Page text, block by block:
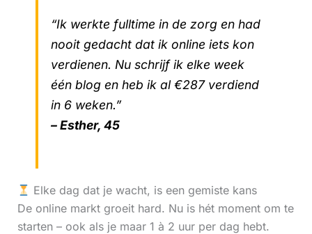
“Ik werkte fulltime in de zorg en had
nooit gedacht dat ik online iets kon
verdienen. Nu schrijf ik elke week
één blog en heb ik al €287 verdiend
in 6 weken.”
– Esther, 45
Elke dag dat je wacht, is een gemiste kans
De online markt groeit hard. Nu is hét moment om te
starten – ook als je maar 1 à 2 uur per dag hebt.